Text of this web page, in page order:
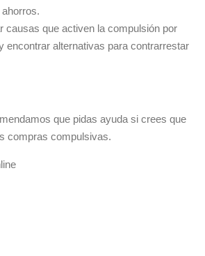
causas que activen la compulsión por
encontrar alternativas para contrarrestar
que pidas ayuda si crees que
compras compulsivas.